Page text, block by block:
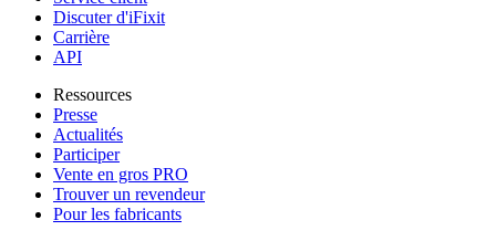
Discuter d'iFixit
Carrière
API
Ressources
Presse
Actualités
Participer
Vente en gros PRO
Trouver un revendeur
Pour les fabricants